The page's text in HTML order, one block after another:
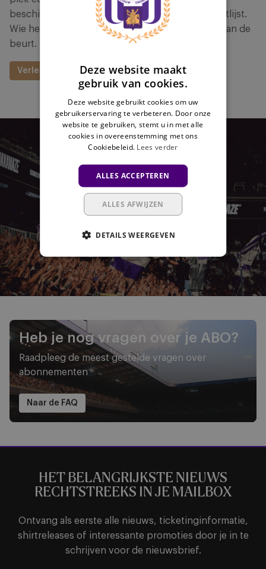
beschikbaar gesteld aan supporters op de wachtlijst.
Wie het eerst op de wachtlijst staat, komt eerst aan de
beurt.
Verleng je abonnement
Heb je nog vragen over je ABO?
Raadpleeg de meest gestelde vragen over
abonnementen
Naar de FAQ
HET BELANGRIJKSTE NIEUWS
RECHTSTREEKS IN JE MAILBOX
Ontvang als eerste alle nieuws, ticketinginformatie,
shirtreleases of interessante promoties door je in te
schrijven voor de nieuwsbrief.
Deze website maakt
gebruik van cookies.
Deze website gebruikt cookies om uw
gebruikerservaring te verbeteren. Door onze
website te gebruiken, stemt u in met alle
cookies in overeenstemming met ons
Cookiebeleid. Lees verder
ALLES ACCEPTEREN
ALLES AFWIJZEN
DETAILS WEERGEVEN